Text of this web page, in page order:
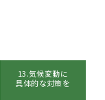
13.気候変動に
具体的な対策を